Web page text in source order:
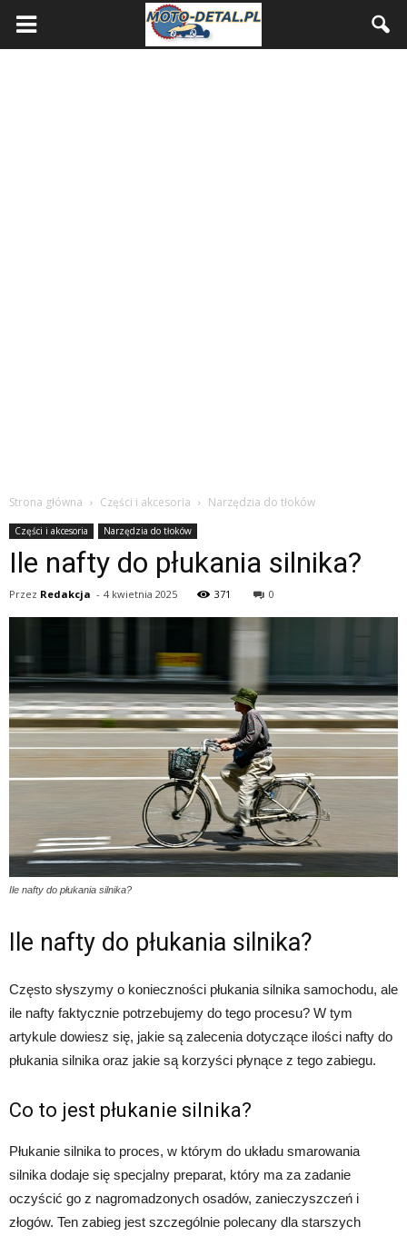
Strona główna Części i akcesoria Narzędzia do tłoków
Części i akcesoria Narzędzia do tłoków
Ile nafty do płukania silnika?
Przez Redakcja - 4 kwietnia 2025 371 0
Ile nafty do płukania silnika?
Ile nafty do płukania silnika?
Często słyszymy o konieczności płukania silnika samochodu, ale
ile nafty faktycznie potrzebujemy do tego procesu? W tym
artykule dowiesz się, jakie są zalecenia dotyczące ilości nafty do
płukania silnika oraz jakie są korzyści płynące z tego zabiegu.
Co to jest płukanie silnika?
Płukanie silnika to proces, w którym do układu smarowania
silnika dodaje się specjalny preparat, który ma za zadanie
oczyścić go z nagromadzonych osadów, zanieczyszczeń i
złogów. Ten zabieg jest szczególnie polecany dla starszych